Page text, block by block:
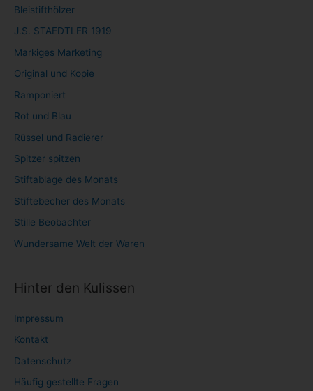
Bleistifthölzer
J.S. STAEDTLER 1919
Markiges Marketing
Original und Kopie
Ramponiert
Rot und Blau
Rüssel und Radierer
Spitzer spitzen
Stiftablage des Monats
Stiftebecher des Monats
Stille Beobachter
Wundersame Welt der Waren
Hinter den Kulissen
Impressum
Kontakt
Datenschutz
Häufig gestellte Fragen